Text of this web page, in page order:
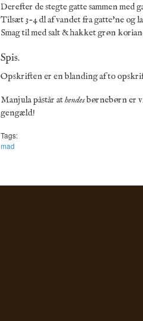
Derefter de stegte gatte sammen med
Tilsæt 3-4 dl af vandet fra gatte'ne og
Smag til med salt & hakket grøn
Spis.
Opskriften er en blanding af to
Manjula påstår athendesbørnebørn er
gengæld!
Tags:
mad